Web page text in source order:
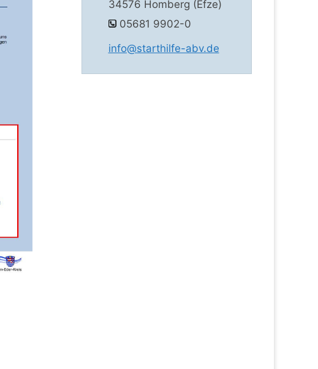
34576 Homberg (Efze)
05681 9902-0
info@starthilfe-abv.de